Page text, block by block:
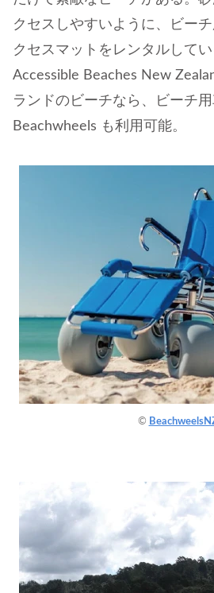
クセスしやすいように、ビー
クセスマットをレンタルして
Accessible Beaches New
ランドのビーチなら、ビーチ
Beachwheels も利用可能。
©